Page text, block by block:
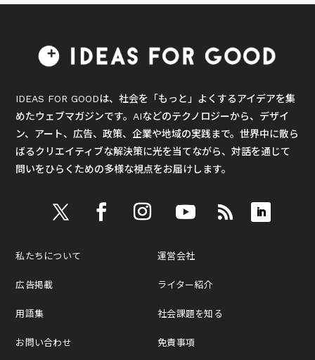
IDEAS FOR GOODは、社会を「もっと」よくするアイデアを集
めたウェブマガジンです。AIなどのテクノロジーから、デザイ
ン、アート、広告、政策、企業や地域の実践まで。世界中に散ら
ばるクリエイティブな解決策に光を当てながら、対話を通じて
問いをひらくための多様な視点をお届けします。
私たちについて
広告掲載
用語集
お問い合わせ
運営会社
ライター紹介
社会課題を知る
免責事項